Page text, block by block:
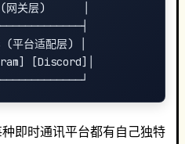
网关层)      │
台适配层) │
[Discord]│
即时通讯平台都有自己独特